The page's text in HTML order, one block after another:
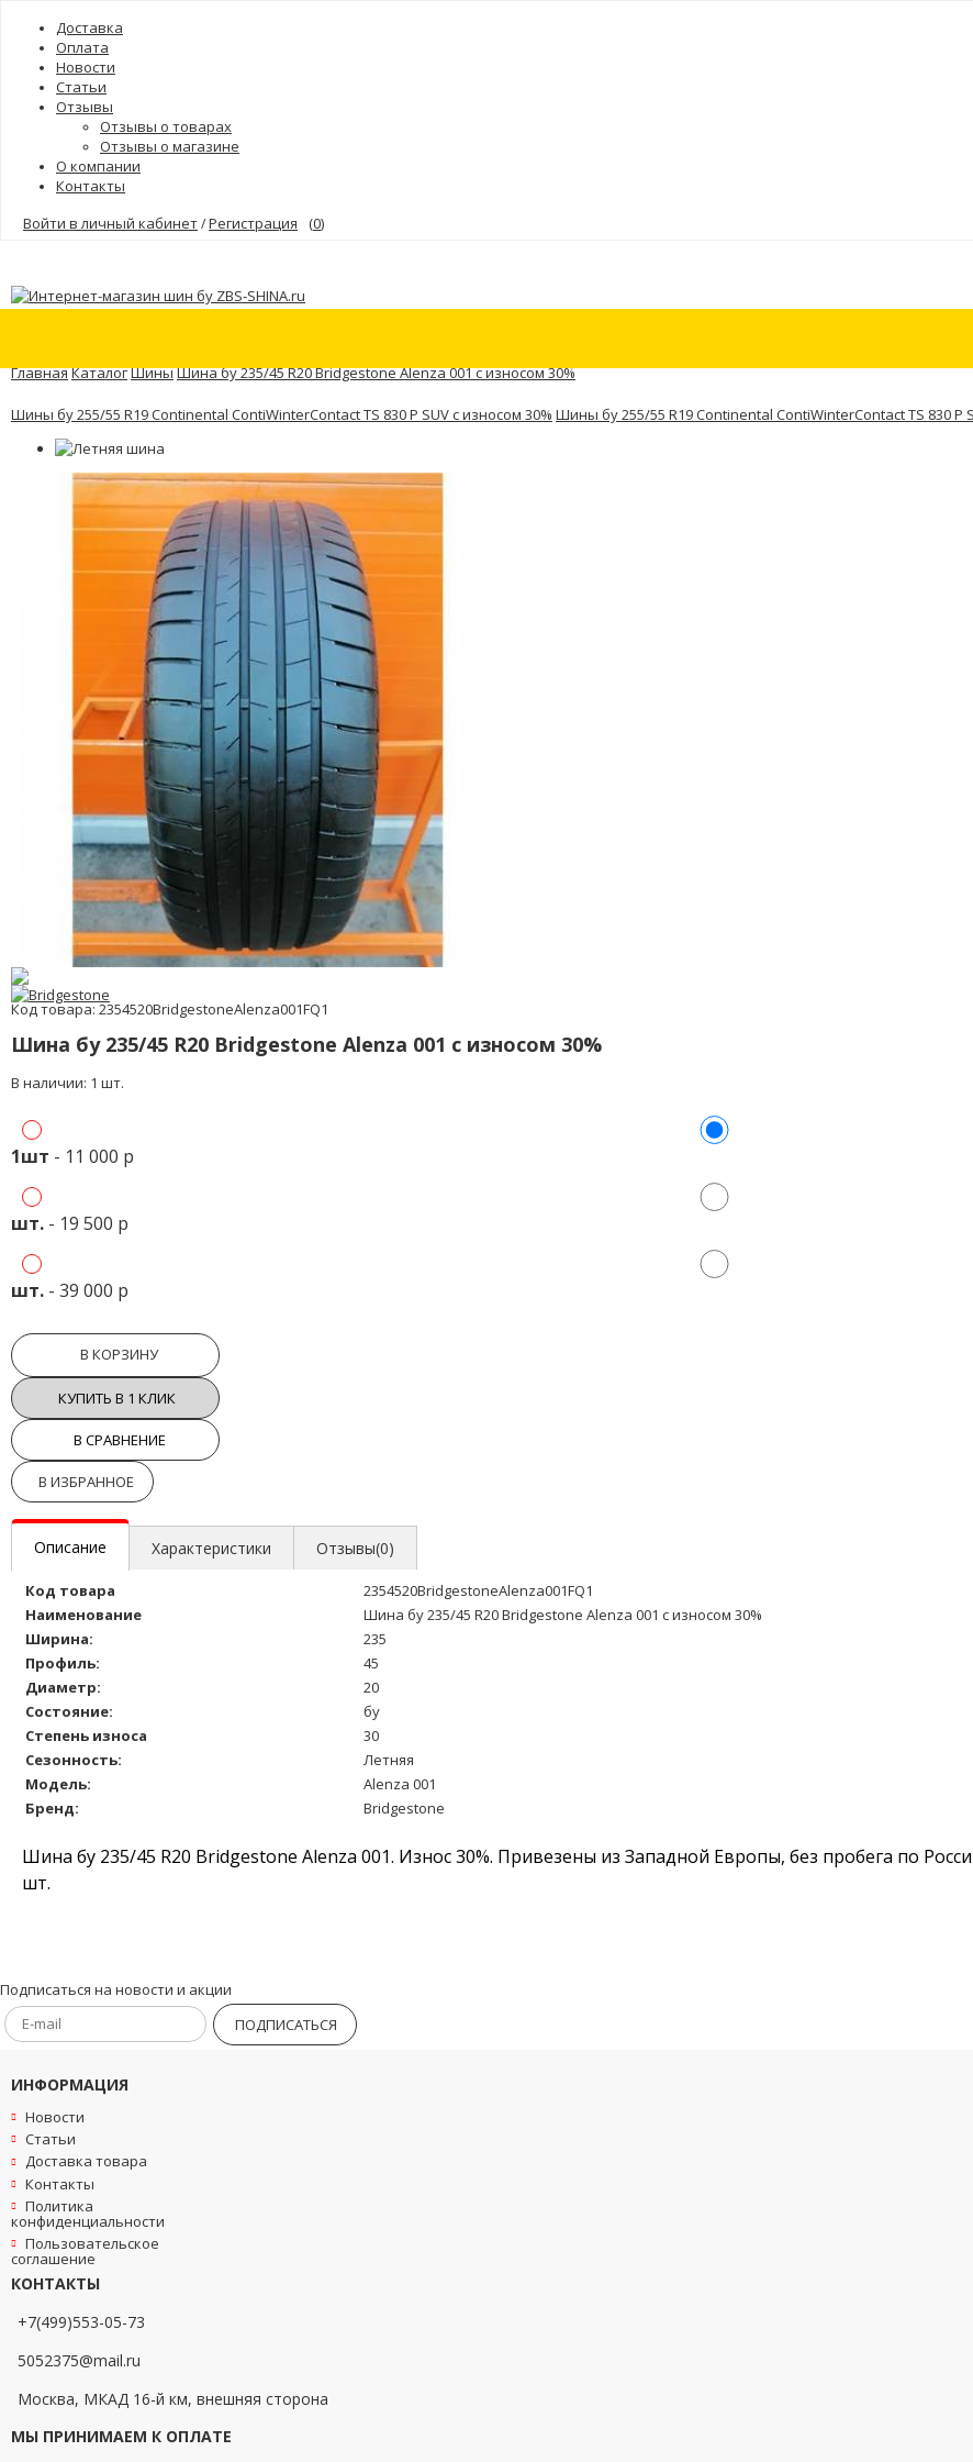
Доставка
Оплата
Новости
Статьи
Отзывы
Отзывы о товарах
Отзывы о магазине
О компании
Контакты
Войти в личный кабинет/Регистрация (0)
ГлавнаяКаталогШиныШина бу 235/45 R20 Bridgestone Alenza 001 с износом 30%
Шины бу 255/55 R19 Continental ContiWinterContact TS 830 P SUV с износом 30% Шины бу 255/55 R19 Continental ContiWinterContact TS 830 P
Код товара: 2354520BridgestoneAlenza001FQ1
Шина бу 235/45 R20 Bridgestone Alenza 001 с износом 30%
В наличии: 1 шт.
1шт - 11 000 р
шт. - 19 500 р
шт. - 39 000 р
В КОРЗИНУ
КУПИТЬ В 1 КЛИК
В СРАВНЕНИЕ
В ИЗБРАННОЕ
Описание Характеристики Отзывы(0)
Код товара
2354520BridgestoneAlenza001FQ1
Наименование
Шина бу 235/45 R20 Bridgestone Alenza 001 с износом 30%
Ширина:
235
Профиль:
45
Диаметр:
20
Состояние:
бу
Степень износа
30
Сезонность:
Летняя
Модель:
Alenza 001
Бренд:
Bridgestone
Шина бу 235/45 R20 Bridgestone Alenza 001. Износ 30%. Привезены из Западной Европы, без пробега по
шт.
Подписаться на новости и акции
ПОДПИСАТЬСЯ
ИНФОРМАЦИЯ
Новости
Статьи
Доставка товара
Контакты
Политика
конфиденциальности
Пользовательское
соглашение
КОНТАКТЫ
+7(499)553-05-73
5052375@mail.ru
Москва, МКАД 16-й км, внешняя сторона
МЫ ПРИНИМАЕМ К ОПЛАТЕ